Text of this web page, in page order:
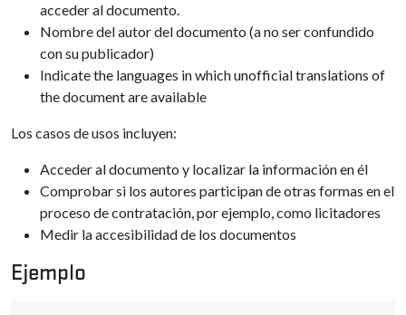
acceder al documento.
Nombre del autor del documento (a no ser confundido
con su publicador)
Indicate the languages in which unofficial translations of
the document are available
Los casos de usos incluyen:
Acceder al documento y localizar la información en él
Comprobar si los autores participan de otras formas en el
proceso de contratación, por ejemplo, como licitadores
Medir la accesibilidad de los documentos
Ejemplo